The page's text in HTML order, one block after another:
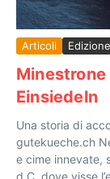
Articoli
Einsiedeln
Una storia di
gutekueche.ch
e cime innevate,
d.C. dove visse